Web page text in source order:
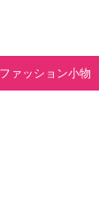
ファッション小物